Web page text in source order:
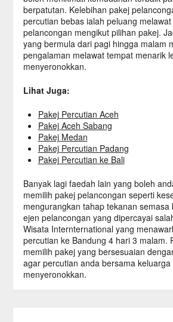
berpatutan. Kelebihan pakej
percutian bebas ialah peluang
pelancongan mengikut pilihan pakej.
yang bermula dari pagi hingga malam
pengalaman melawat tempat menarik
menyeronokkan.
Lihat Juga:
Pakej Percutian Aceh
Pakej Aceh Sabang
Pakej Medan
Pakej Percutian Padang
Pakej Percutian ke Bali
Banyak lagi faedah lain yang boleh
memilih pakej pelancongan seperti
mengurangkan tahap tekanan semasa
ejen pelancongan yang dipercayai
Wisata Internternational yang
percutian ke Bandung 4 hari 3 malam.
memilih pakej yang bersesuaian
agar percutian anda bersama
menyeronokkan.